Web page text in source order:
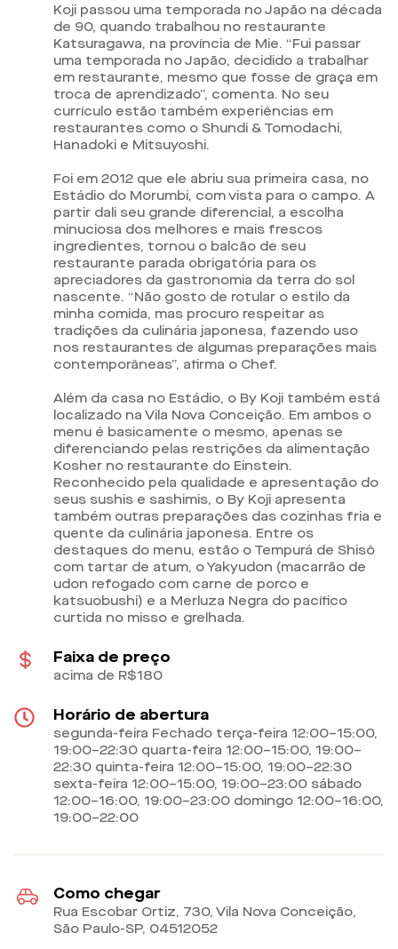
Koji passou uma temporada no Japão na década
de 90, quando trabalhou no restaurante
Katsuragawa, na província de Mie. “Fui passar
uma temporada no Japão, decidido a trabalhar
em restaurante, mesmo que fosse de graça em
troca de aprendizado”, comenta. No seu
currículo estão também experiências em
restaurantes como o Shundi & Tomodachi,
Hanadoki e Mitsuyoshi.
Foi em 2012 que ele abriu sua primeira casa, no
Estádio do Morumbi, com vista para o campo. A
partir dali seu grande diferencial, a escolha
minuciosa dos melhores e mais frescos
ingredientes, tornou o balcão de seu
restaurante parada obrigatória para os
apreciadores da gastronomia da terra do sol
nascente. “Não gosto de rotular o estilo da
minha comida, mas procuro respeitar as
tradições da culinária japonesa, fazendo uso
nos restaurantes de algumas preparações mais
contemporâneas”, afirma o Chef.
Além da casa no Estádio, o By Koji também está
localizado na Vila Nova Conceição. Em ambos o
menu é basicamente o mesmo, apenas se
diferenciando pelas restrições da alimentação
Kosher no restaurante do Einstein.
Reconhecido pela qualidade e apresentação do
seus sushis e sashimis, o By Koji apresenta
também outras preparações das cozinhas fria e
quente da culinária japonesa. Entre os
destaques do menu, estão o Tempurá de Shisô
com tartar de atum, o Yakyudon (macarrão de
udon refogado com carne de porco e
katsuobushi) e a Merluza Negra do pacífico
curtida no misso e grelhada.
Faixa de preço
acima de R$180
Horário de abertura
segunda-feira Fechado terça-feira 12:00–15:00,
19:00–22:30 quarta-feira 12:00–15:00, 19:00–
22:30 quinta-feira 12:00–15:00, 19:00–22:30
sexta-feira 12:00–15:00, 19:00–23:00 sábado
12:00–16:00, 19:00–23:00 domingo 12:00–16:00,
19:00–22:00
Como chegar
Rua Escobar Ortiz, 730, Vila Nova Conceição,
São Paulo-SP, 04512052